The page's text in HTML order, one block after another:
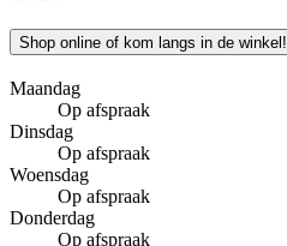
Shop online of kom langs in de winkel!
Maandag
Op afspraak
Dinsdag
Op afspraak
Woensdag
Op afspraak
Donderdag
Op afspraak